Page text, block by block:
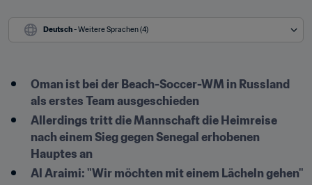
Deutsch - Weitere Sprachen (4)
Oman ist bei der Beach-Soccer-WM in Russland
als erstes Team ausgeschieden
Allerdings tritt die Mannschaft die Heimreise
nach einem Sieg gegen Senegal erhobenen
Hauptes an
Al Araimi: "Wir möchten mit einem Lächeln gehen"